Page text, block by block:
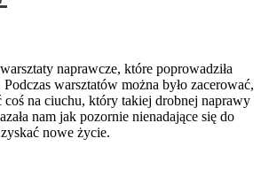
naprawcze, które poprowadziła
warsztatów można było zacerować,
na ciuchu, który takiej drobnej naprawy
nam jak pozornie nienadające się do
nowe życie.